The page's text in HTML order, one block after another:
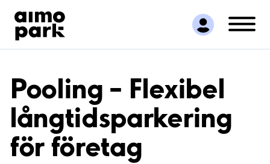
Hitta parkering
Samarbete
Kundservice
Pooling – Flexibel
långtidsparkering
för företag